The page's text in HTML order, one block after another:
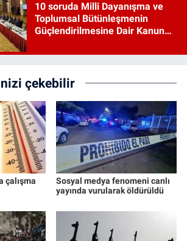
10 soruda Milli Dayanışma ve
Toplumsal Bütünleşmenin
Güçlendirilmesine Dair Kanun
çekebilir
çalışma
Sosyal medya fenomeni canlı
yayında vurularak öldürüldü